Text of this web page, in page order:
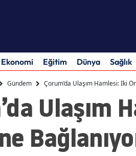
Ekonomi Eğitim Dünya Sağlık
Gündem Çorum’da Ulaşım Hamlesi: İki
Ulaşım